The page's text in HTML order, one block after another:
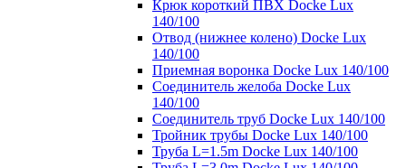
Крюк короткий ПВХ Docke Lux
140/100
Отвод (нижнее колено) Docke Lux
140/100
Приемная воронка Docke Lux 140/100
Соединитель желоба Docke Lux
140/100
Соединитель труб Docke Lux 140/100
Тройник трубы Docke Lux 140/100
Труба L=1.5m Docke Lux 140/100